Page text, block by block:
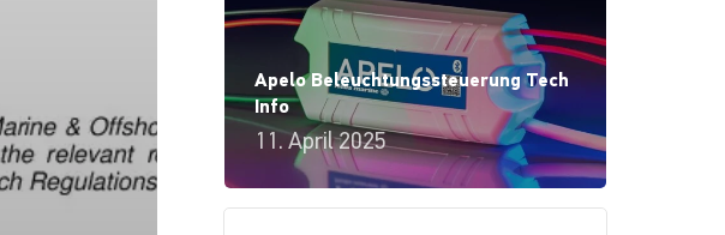
Apelo Beleuchtungssteuerung Tech
Info
11. April 2025